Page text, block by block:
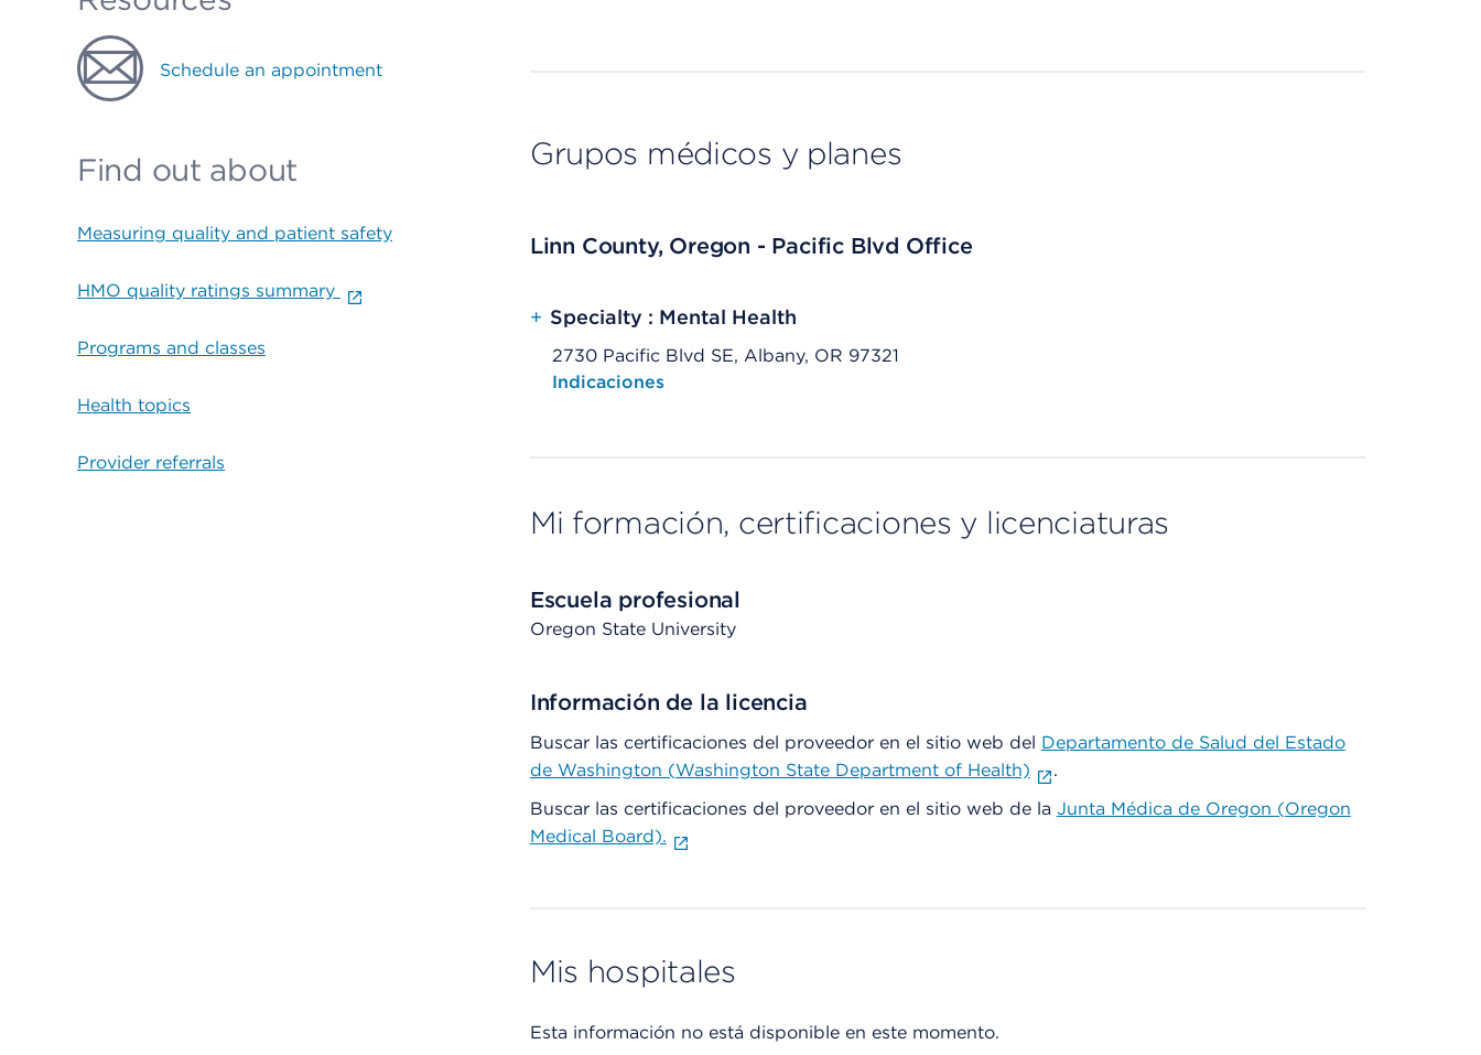
Schedule an appointment
Find out about
Measuring quality and patient safety
HMO quality ratings summary
Programs and classes
Health topics
Provider referrals
Grupos médicos y planes
Linn County, Oregon - Pacific Blvd Office
+ Specialty : Mental Health
2730 Pacific Blvd SE, Albany, OR 97321
Opens native map application on mobile devices
Indicaciones
Mi formación, certificaciones y licenciaturas
Escuela profesional
Oregon State University
Información de la licencia
Buscar las certificaciones del proveedor en el sitio web del Departamento de Salud del Estado
de Washington (Washington State Department of Health)
.
Buscar las certificaciones del proveedor en el sitio web de la Junta Médica de Oregon (Oregon
Medical Board).
Mis hospitales
Esta información no está disponible en este momento.